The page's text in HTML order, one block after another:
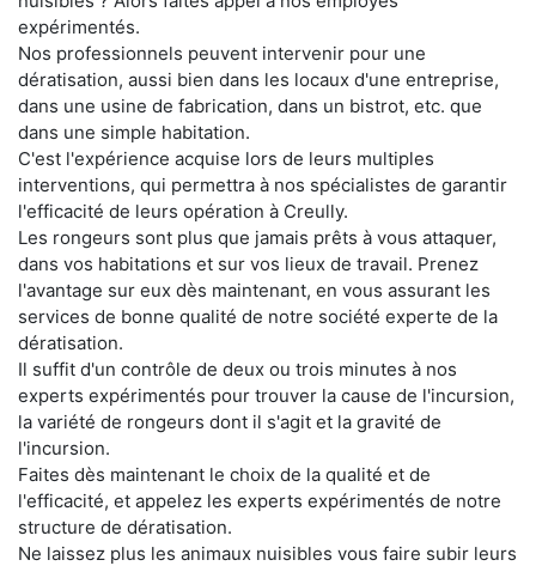
expérimentés.
Nos professionnels peuvent intervenir pour une
dératisation, aussi bien dans les locaux d'une entreprise,
dans une usine de fabrication, dans un bistrot, etc. que
dans une simple habitation.
C'est l'expérience acquise lors de leurs multiples
interventions, qui permettra à nos spécialistes de garantir
l'efficacité de leurs opération à Creully.
Les rongeurs sont plus que jamais prêts à vous attaquer,
dans vos habitations et sur vos lieux de travail. Prenez
l'avantage sur eux dès maintenant, en vous assurant les
services de bonne qualité de notre société experte de la
dératisation.
Il suffit d'un contrôle de deux ou trois minutes à nos
experts expérimentés pour trouver la cause de l'incursion,
la variété de rongeurs dont il s'agit et la gravité de
l'incursion.
Faites dès maintenant le choix de la qualité et de
l'efficacité, et appelez les experts expérimentés de notre
structure de dératisation.
Ne laissez plus les animaux nuisibles vous faire subir leurs